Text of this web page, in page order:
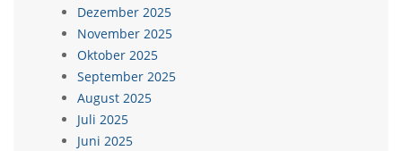
Dezember 2025
November 2025
Oktober 2025
September 2025
August 2025
Juli 2025
Juni 2025